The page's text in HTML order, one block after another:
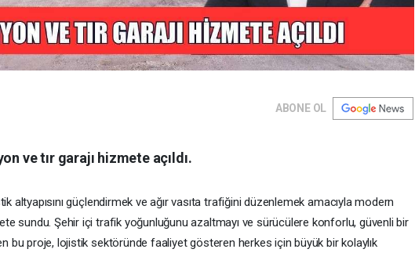
ABONE OL
ve tır garajı hizmete açıldı.
altyapısını güçlendirmek ve ağır vasıta trafiğini düzenlemek amacıyla modern
sundu. Şehir içi trafik yoğunluğunu azaltmayı ve sürücülere konforlu, güvenli bir
bu proje, lojistik sektöründe faaliyet gösteren herkes için büyük bir kolaylık